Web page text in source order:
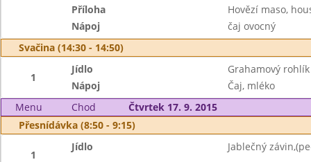
Příloha
Hovězí maso,
Nápoj
čaj ovocný
Svačina (14:30 - 14:50)
1
Jídlo
Grahamový
Nápoj
Čaj, mléko
Menu
Chod
Čtvrtek 17. 9. 2015
Přesnídávka (8:50 - 9:15)
1
Jídlo Jablečný